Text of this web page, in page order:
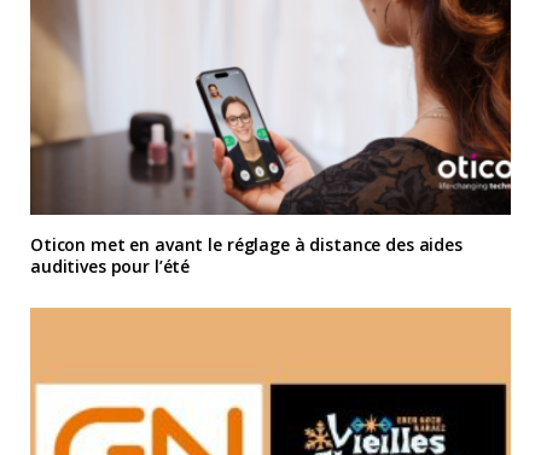
Oticon met en avant le réglage à distance des aides
auditives pour l’été